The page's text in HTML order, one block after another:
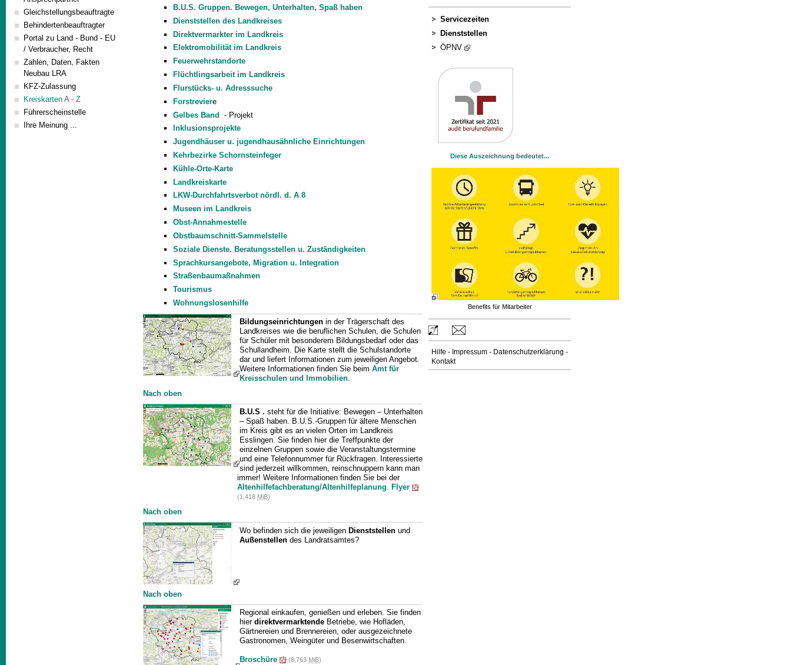
Gleichstellungsbeauftragte
Behindertenbeauftragter
Portal zu Land - Bund - EU
/ Verbraucher, Recht
Zahlen, Daten, Fakten
Neubau LRA
KFZ-Zulassung
Kreiskarten A - Z
Führerscheinstelle
Ihre Meinung ...
Servicezeiten
Dienststellen
ÖPNV
Diese Auszeichnung bedeutet...
Benefits für Mitarbeiter
Hilfe - Impressum - Datenschutzerklärung -
Kontakt
B.U.S. Gruppen. Bewegen, Unterhalten, Spaß haben
Dienststellen des Landkreises
Direktvermarkter im Landkreis
Elektromobilität im Landkreis
Feuerwehrstandorte
Flüchtlingsarbeit im Landkreis
Flurstücks- u. Adresssuche
Forstreviere
Gelbes Band - Projekt
Inklusionsprojekte
Jugendhäuser u. jugendhausähnliche Einrichtungen
Kehrbezirke Schornsteinfeger
Kühle-Orte-Karte
Landkreiskarte
LKW-Durchfahrtsverbot nördl. d. A 8
Museen im Landkreis
Obst-Annahmestelle
Obstbaumschnitt-Sammelstelle
Soziale Dienste. Beratungsstellen u. Zuständigkeiten
Sprachkursangebote, Migration u. Integration
Straßenbaumaßnahmen
Tourismus
Wohnungslosenhilfe
Bildungseinrichtungen in der Trägerschaft des
Landkreises wie die beruflichen Schulen, die Schulen
für Schüler mit besonderem Bildungsbedarf oder das
Schullandheim. Die Karte stellt die Schulstandorte
dar und liefert Informationen zum jeweiligen Angebot.
Weitere Informationen finden Sie beim Amt für
Kreisschulen und Immobilien.
Nach oben
B.U.S . steht für die Initiative: Bewegen – Unterhalten
– Spaß haben. B.U.S.-Gruppen für ältere Menschen
im Kreis gibt es an vielen Orten im Landkreis
Esslingen. Sie finden hier die Treffpunkte der
einzelnen Gruppen sowie die Veranstaltungstermine
und eine Telefonnummer für Rückfragen. Interessierte
sind jederzeit willkommen, reinschnuppern kann man
immer! Weitere Informationen finden Sie bei der
Altenhilfefachberatung/Altenhilfeplanung. Flyer
(1,418 MiB)
Nach oben
Wo befinden sich die jeweiligen Dienststellen und
Außenstellen des Landratsamtes?
Nach oben
Regional einkaufen, genießen und erleben. Sie finden
hier direktvermarktende Betriebe, wie Hofläden,
Gärtnereien und Brennereien, oder ausgezeichnete
Gastronomen, Weingüter und Besenwirtschaften.
Broschüre (8,763 MiB)